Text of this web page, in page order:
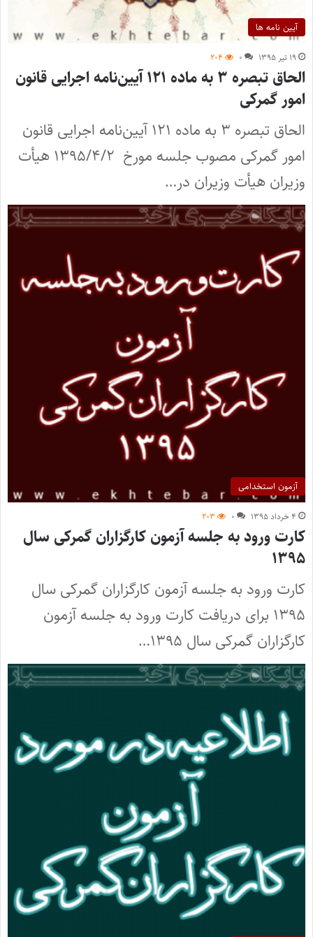
آیین نامه ها
۱۹ تیر ۱۳۹۵ ۰ ۲۰۴
الحاق تبصره ۳ به ماده ۱۲۱ آیین‌نامه اجرایی قانون
امور گمرکی
الحاق تبصره ۳ به ماده ۱۲۱ آیین‌نامه اجرایی قانون
امور گمرکی مصوب جلسه مورخ ۱۳۹۵/۴/۲ هیأت
وزیران هیأت وزیران در…
آزمون استخدامی
۴ خرداد ۱۳۹۵ ۰ ۲۰۳
کارت ورود به جلسه آزمون کارگزاران گمرکی سال
۱۳۹۵
کارت ورود به جلسه آزمون کارگزاران گمرکی سال
۱۳۹۵ برای دریافت کارت ورود به جلسه آزمون
کارگزاران گمرکی سال ۱۳۹۵…